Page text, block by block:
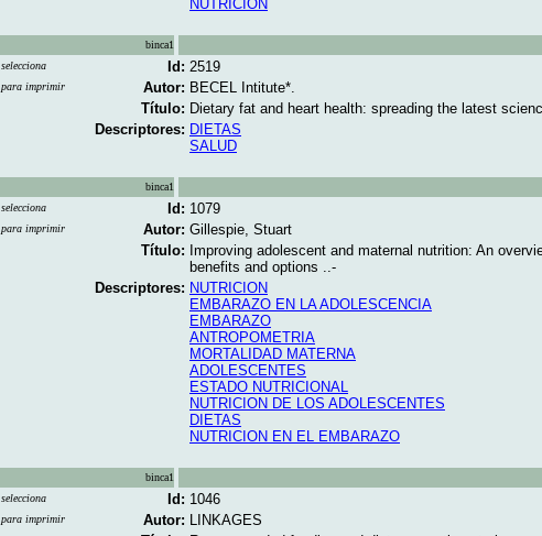
NUTRICION
binca1
selecciona
para imprimir
Id: 2519
Autor: BECEL Intitute*.
Título: Dietary fat and heart health: spreading the latest
Descriptores: DIETAS
SALUD
binca1
selecciona
para imprimir
Id: 1079
Autor: Gillespie, Stuart
Título: Improving adolescent and maternal nutrition: An
benefits and options ..-
Descriptores: NUTRICION
EMBARAZO EN LA ADOLESCENCIA
EMBARAZO
ANTROPOMETRIA
MORTALIDAD MATERNA
ADOLESCENTES
ESTADO NUTRICIONAL
NUTRICION DE LOS ADOLESCENTES
DIETAS
NUTRICION EN EL EMBARAZO
binca1
selecciona
para imprimir
Id: 1046
Autor: LINKAGES